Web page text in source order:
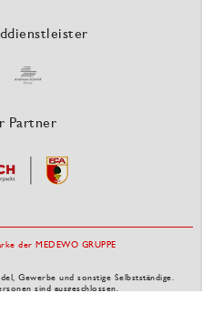
Partner
der MEDEWO GRUPPE
Gewerbe und sonstige Selbstständige.
sind ausgeschlossen.